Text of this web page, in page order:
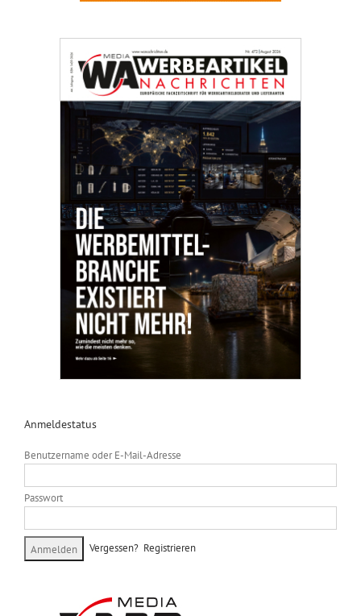
Anmeldestatus
Benutzername oder E-Mail-Adresse
Passwort
Vergessen? Registrieren